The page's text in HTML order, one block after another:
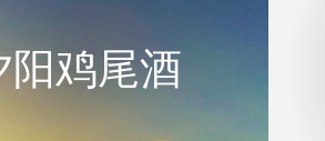
阳鸡尾酒
鸡尾酒
日落与在手的一杯小酌，在汉密